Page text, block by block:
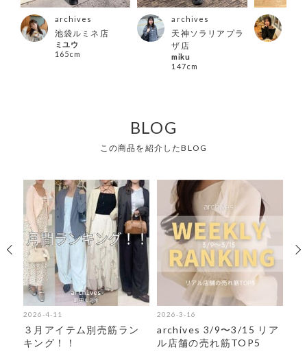
archives
池袋ルミネ店
ミユウ
165cm
archives
天神ソラリアプラ
ザ店
miku
147cm
BLOG
この商品を紹介したBLOG
2026-4-11
３月アイテム別売筋ラン
キング！！
2026-3-16
archives 3/9〜3/15 リア
ル店舗の売れ筋TOP5